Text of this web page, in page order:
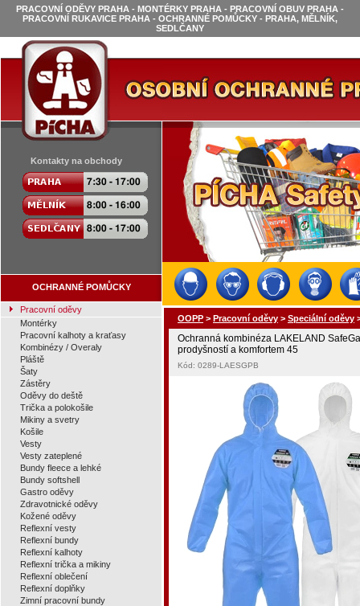
PRACOVNÍ ODĚVY PRAHA - MONTÉRKY PRAHA - PRACOVNÍ OBUV PRAHA -
PRACOVNÍ RUKAVICE PRAHA - OCHRANNÉ POMŮCKY - PRAHA, MĚLNÍK,
SEDLČANY
Kontakty na obchody
OCHRANNÉ POMŮCKY
Pracovní oděvy
Montérky
Pracovní kalhoty a kraťasy
Kombinézy / Overaly
Pláště
Šaty
Zástěry
Oděvy do deště
Trička a polokošile
Mikiny a svetry
Košile
Vesty
Vesty zateplené
Bundy fleece a lehké
Bundy softshell
Gastro oděvy
Zdravotnické oděvy
Kožené oděvy
Reflexní vesty
Reflexní bundy
Reflexní kalhoty
Reflexní trička a mikiny
Reflexní oblečení
Reflexní doplňky
Zimní pracovní bundy
OOPP > Pracovní oděvy > Speciální oděvy
Ochranná kombinéza LAKELAND
prodyšností a komfortem 45
Kód: 0289-LAESGPB